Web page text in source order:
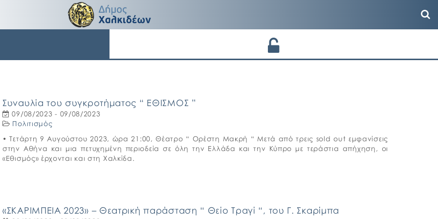
Συναυλία του συγκροτήματος “ ΕΘΙΣΜΟΣ ”
09/08/2023 - 09/08/2023
Πολιτισμός
• Τετάρτη 9 Αυγούστου 2023, ώρα 21:00, Θέατρο “ Ορέστη Μακρή “ Μετά από τρεις sold out εμφανίσεις
στην Αθήνα και μια πετυχημένη περιοδεία σε όλη την Ελλάδα και την Κύπρο με τεράστια απήχηση, οι
«Εθισμός» έρχονται και στη Χαλκίδα.
«ΣΚΑΡΙΜΠΕΙΑ 2023» – Θεατρική παράσταση “ Θείο Τραγί “, του Γ. Σκαρίμπα